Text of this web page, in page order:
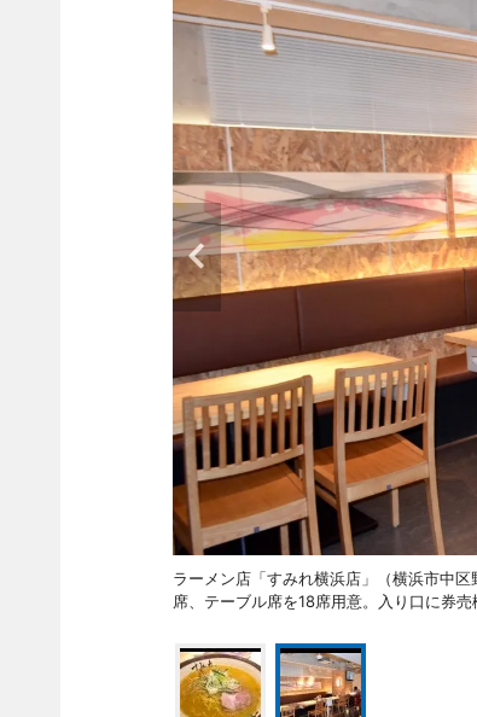
ラーメン店「すみれ横浜店」（横浜市中
席、テーブル席を18席用意。入り口に券